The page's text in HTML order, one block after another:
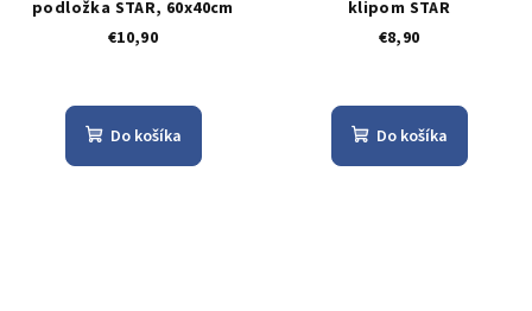
podložka STAR, 60x40cm
€10,90
Do košíka
klipom STAR
€8,90
Do košíka